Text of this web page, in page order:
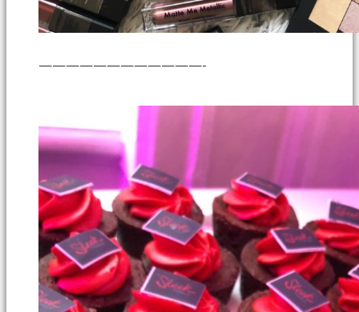
————————————-